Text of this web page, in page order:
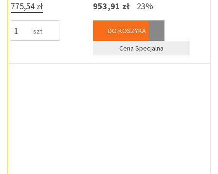
775,54 zł
szt
953,91 zł 23%
DO KOSZYKA
Cena Specjalna